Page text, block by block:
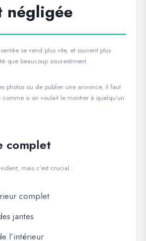
négligée
se vend plus vite, et souvent plus
que beaucoup sous-estiment.
photos ou de publier une annonce, il faut
si on voulait le montrer à quelqu’un
complet
mais c’est crucial :
complet
jantes
l’intérieur